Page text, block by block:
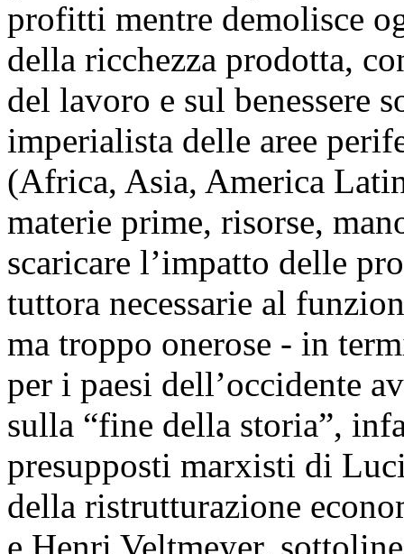
profitti mentre demolisce
della ricchezza prodotta,
del lavoro e sul benessere
imperialista delle aree
(Africa, Asia, America
materie prime, risorse,
scaricare l’impatto delle
tuttora necessarie al
ma troppo onerose - in
per i paesi dell’occidente
sulla “fine della storia”,
presupposti marxisti di
della ristrutturazione
e Henri Veltmeyer,